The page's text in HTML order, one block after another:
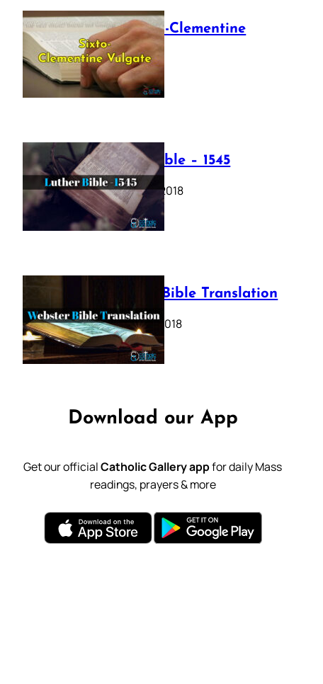
The Sixto-Clementine
Vulgate
July 12, 2025
Luther Bible – 1545
October 17, 2018
Webster Bible Translation
October 11, 2018
Download our App
Get our officialCatholic Gallery appfor daily Mass
readings, prayers & more